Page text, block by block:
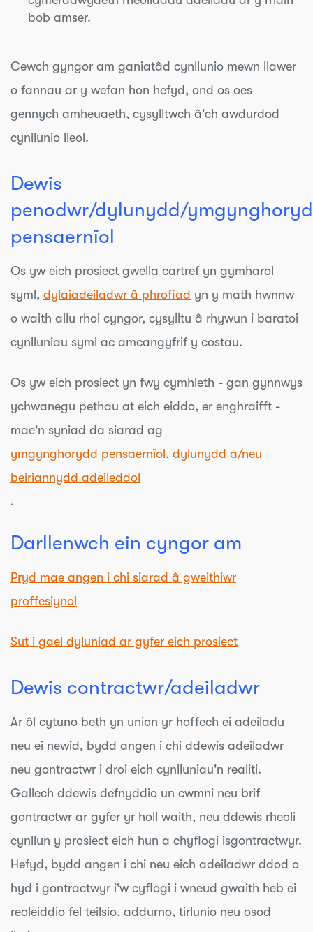
bob amser.
Cewch gyngor am ganiatâd cynllunio mewn llawer
o fannau ar y wefan hon hefyd, ond os oes
gennych amheuaeth, cysylltwch â'ch awdurdod
cynllunio lleol.
Dewis
penodwr/dylunydd/
pensaernïol
Os yw eich prosiect gwella cartref yn gymharol
syml, dylaiadeiladwr â phrofiad yn y math hwnnw
o waith allu rhoi cyngor, cysylltu â rhywun i baratoi
cynlluniau syml ac amcangyfrif y costau.
Os yw eich prosiect yn fwy cymhleth - gan gynnwys
ychwanegu pethau at eich eiddo, er enghraifft -
mae'n syniad da siarad ag
ymgynghorydd pensaernïol, dylunydd a/neu
beiriannydd adeileddol
.
Darllenwch ein cyngor am
Pryd mae angen i chi siarad â gweithiwr
proffesiynol
Sut i gael dyluniad ar gyfer eich prosiect
Dewis contractwr/adeiladwr
Ar ôl cytuno beth yn union yr hoffech ei adeiladu
neu ei newid, bydd angen i chi ddewis adeiladwr
neu gontractwr i droi eich cynlluniau'n realiti.
Gallech ddewis defnyddio un cwmni neu brif
gontractwr ar gyfer yr holl waith, neu ddewis rheoli
cynllun y prosiect eich hun a chyflogi isgontractwyr.
Hefyd, bydd angen i chi neu eich adeiladwr ddod o
hyd i gontractwyr i'w cyflogi i wneud gwaith heb ei
reoleiddio fel teilsio, addurno, tirlunio neu osod